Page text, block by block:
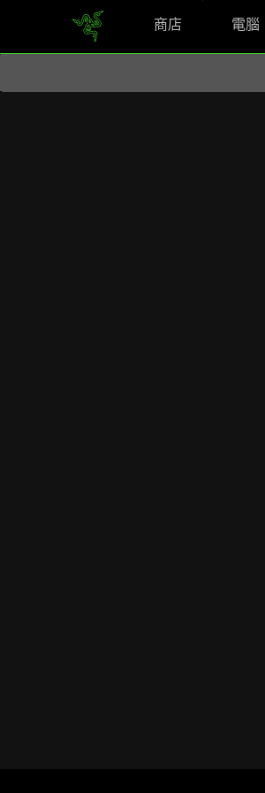
商店 電腦